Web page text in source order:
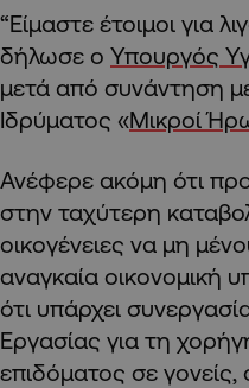
“Είμαστε έτοιμοι για
δήλωσε ο Υπουργός
μετά από συνάντηση
Ιδρύματος «Μικροί
Ανέφερε ακόμη ότι
στην ταχύτερη
οικογένειες να μη
αναγκαία οικονομική
ότι υπάρχει
Εργασίας για τη
επιδόματος σε γονείς,